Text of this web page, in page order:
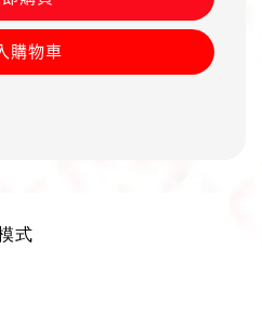
購物車
式